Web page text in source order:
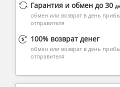
Гарантия и обмен до 30
обмен или возврат в день
отправителя
100% возврат денег
обмен или возврат в день
отправителя